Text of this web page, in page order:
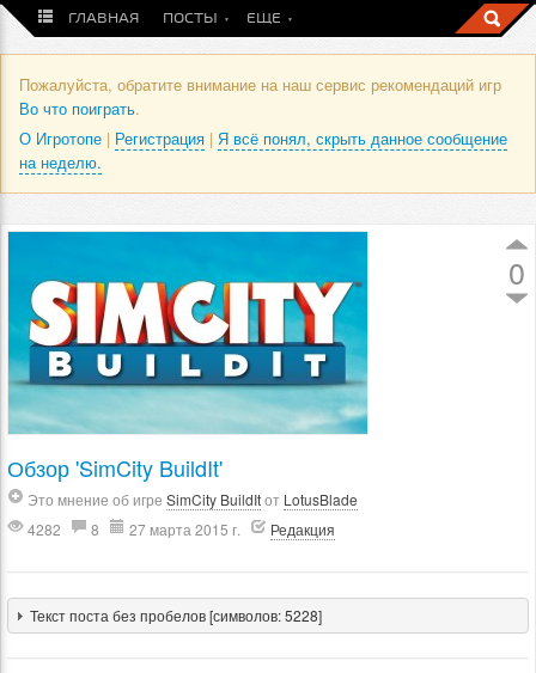
ГЛАВНАЯ ПОСТЫ ЕЩЕ
Пожалуйста, обратите внимание на наш сервис рекомендаций игр
Во что поиграть.
О Игротопе | Регистрация | Я всё понял, скрыть данное сообщение
на неделю.
0
Обзор 'SimCity BuildIt'
Это мнение об игре SimCity BuildItот LotusBlade
4282
8 27 марта 2015 г. Редакция
Текст поста без пробелов [символов: 5228]